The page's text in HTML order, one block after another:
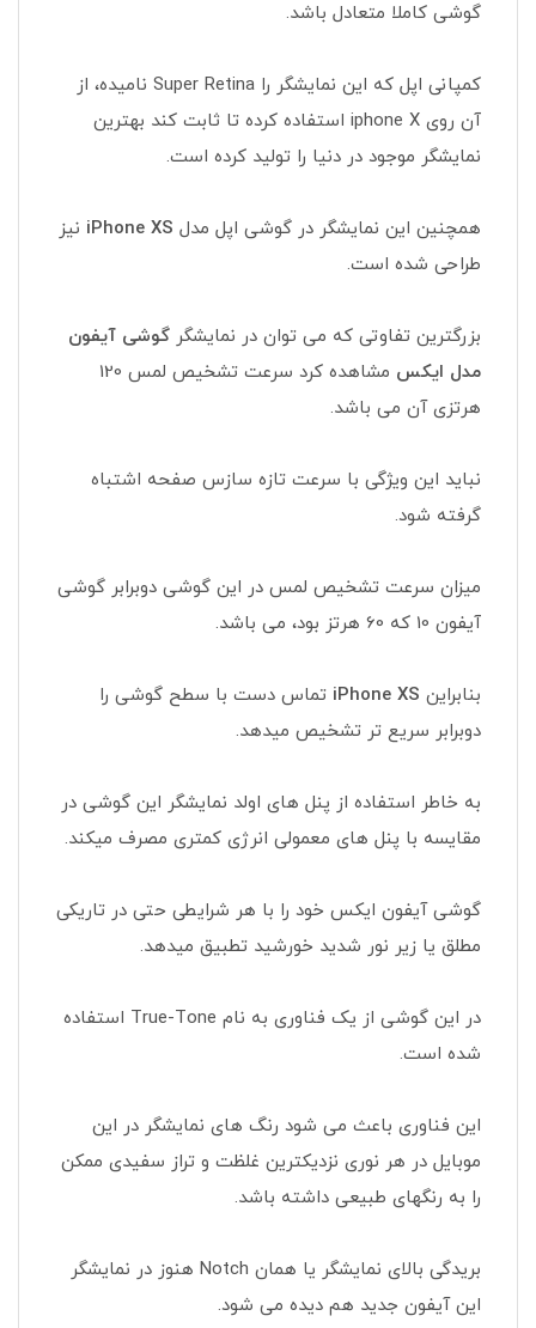
گوشی کاملا متعادل باشد.
کمپانی اپل که این نمایشگر را Super Retina نامیده، از
آن روی iphone X استفاده کرده تا ثابت کند بهترین
نمایشگر موجود در دنیا را تولید کرده است.
همچنین این نمایشگر در گوشی اپل مدل iPhone XS نیز
طراحی شده است.
بزرگترین تفاوتی که می توان در نمایشگر گوشی آیفون
مدل ایکس
مشاهده کرد سرعت تشخیص لمس 120
هرتزی آن می باشد.
نباید این ویژگی با سرعت تازه سازس صفحه اشتباه
گرفته شود.
میزان سرعت تشخیص لمس در این گوشی دوبرابر گوشی
آیفون 10 که 60 هرتز بود، می باشد.
بنابراین iPhone XS تماس دست با سطح گوشی را
دوبرابر سریع تر تشخیص میدهد.
به خاطر استفاده از پنل های اولد نمایشگر این گوشی در
مقایسه با پنل های معمولی انرژی کمتری مصرف میکند.
گوشی آیفون ایکس خود را با هر شرایطی حتی در تاریکی
مطلق یا زیر نور شدید خورشید تطبیق میدهد.
در این گوشی از یک فناوری به نام True-Tone استفاده
شده است.
این فناوری باعث می شود رنگ های نمایشگر در این
موبایل در هر نوری نزدیکترین غلظت و تراز سفیدی ممکن
را به رنگهای طبیعی داشته باشد.
بریدگی بالای نمایشگر یا همان Notch هنوز در نمایشگر
این آیفون جدید هم دیده می شود.